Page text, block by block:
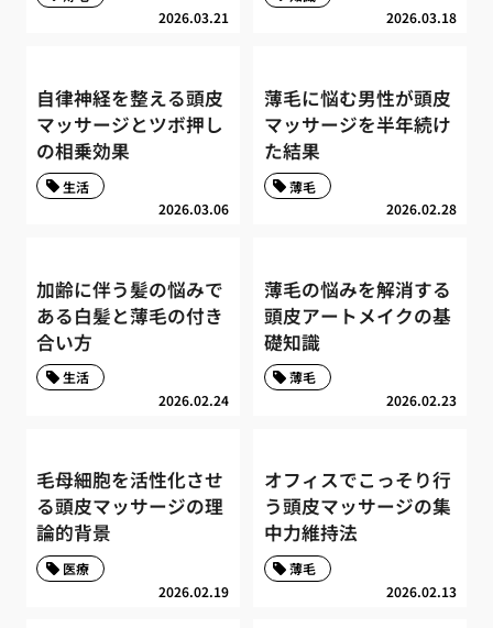
2026.03.21 2026.03.18
自律神経を整える頭皮
マッサージとツボ押し
の相乗効果
2026.03.06
生活
薄毛に悩む男性が頭皮
マッサージを半年続け
た結果
2026.02.28
薄毛
加齢に伴う髪の悩みで
ある白髪と薄毛の付き
合い方
2026.02.24
生活
薄毛の悩みを解消する
頭皮アートメイクの基
礎知識
2026.02.23
薄毛
毛母細胞を活性化させ
る頭皮マッサージの理
論的背景
2026.02.19
医療
オフィスでこっそり行
う頭皮マッサージの集
中力維持法
2026.02.13
薄毛